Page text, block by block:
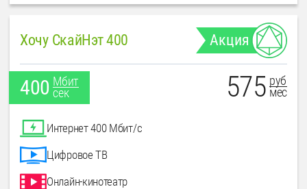
Хочу СкайНэт 400 Акция
400 Мбит
сек
575 руб
мес
Интернет 400 Мбит/с
Цифровое ТВ
Онлайн-кинотеатр